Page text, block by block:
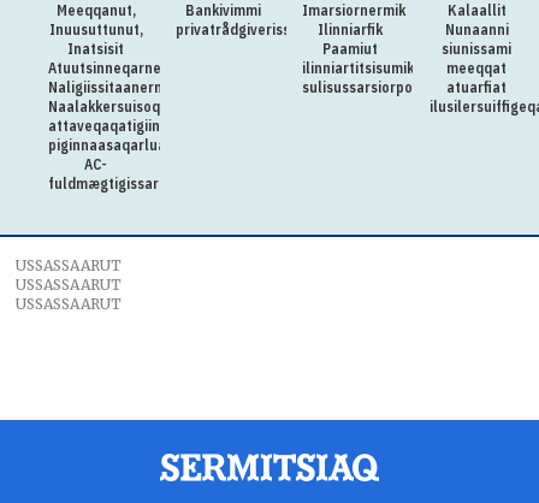
Meeqqanut,
Inuusuttunut,
Inatsisit
Atuutsinneqarnerannut
Naligiissitaanermullu
Naalakkersuisoqarfik
attaveqaqatigiinnermut
piginnaasaqarluartumik
AC-
fuldmægtigissarsiorpoq
Bankivimmi
privatrådgiverissarsiorpugut
Imarsiornermik
Ilinniarfik
Paamiut
ilinniartitsisumik
sulisussarsiorpoq
Kalaallit
Nunaanni
siunissami
meeqqat
atuarfiat
USSASSAARUT
USSASSAARUT
USSASSAARUT